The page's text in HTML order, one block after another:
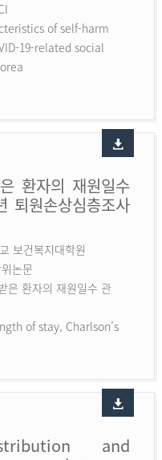
of self-harm
19-related social
환자의 재원일수
퇴원손상심층조사
보건복지대학원
논문
은 환자의 재원일수 관
of stay, Charlson’s
and